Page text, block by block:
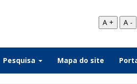
A + A -
Pesquisa Mapa do site